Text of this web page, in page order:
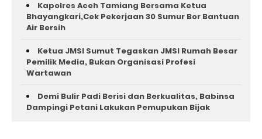
Kapolres Aceh Tamiang Bersama Ketua
Bhayangkari,Cek Pekerjaan 30 Sumur Bor Bantuan
Air Bersih
Ketua JMSI Sumut Tegaskan JMSI Rumah Besar
Pemilik Media, Bukan Organisasi Profesi
Wartawan
Demi Bulir Padi Berisi dan Berkualitas, Babinsa
Dampingi Petani Lakukan Pemupukan Bijak